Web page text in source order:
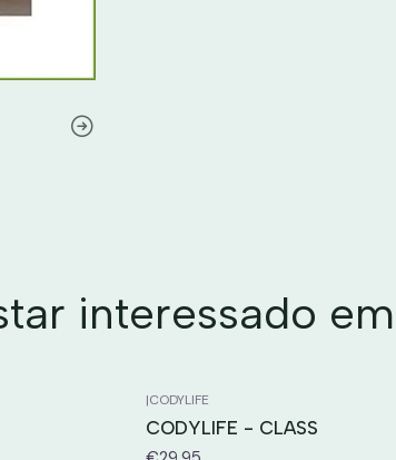
interessado
|CODYLIFE
CODYLIFE - CLASS